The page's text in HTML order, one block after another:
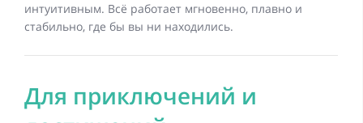
интуитивным. Всё работает мгновенно, плавно и
стабильно, где бы вы ни находились.
Для приключений и